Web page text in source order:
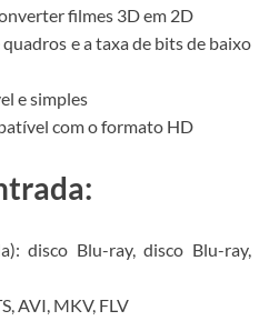
filmes 3D em 2D
e a taxa de bits de baixo
e simples
com o formato HD
disco Blu-ray, disco Blu-ray,
AVI, MKV, FLV